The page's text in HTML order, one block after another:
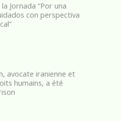
Jornada “Por una
con perspectiva
avocate iranienne et
humains, a été